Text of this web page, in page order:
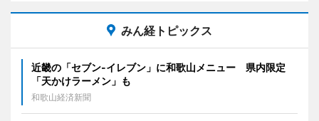
みん経トピックス
近畿の「セブン-イレブン」に和歌山メニュー 県内限定
「天かけラーメン」も
和歌山経済新聞